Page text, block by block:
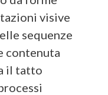
visive
sequenze
contenuta
il tatto